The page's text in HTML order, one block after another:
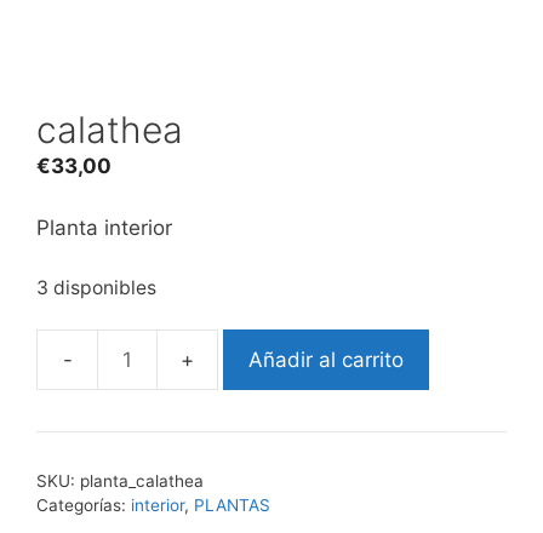
calathea
€33,00
Planta interior
3 disponibles
calathea
Añadir al carrito
SKU: planta_calathea
Categorías: interior, PLANTAS